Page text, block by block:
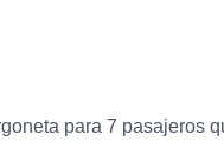
para 7 pasajeros